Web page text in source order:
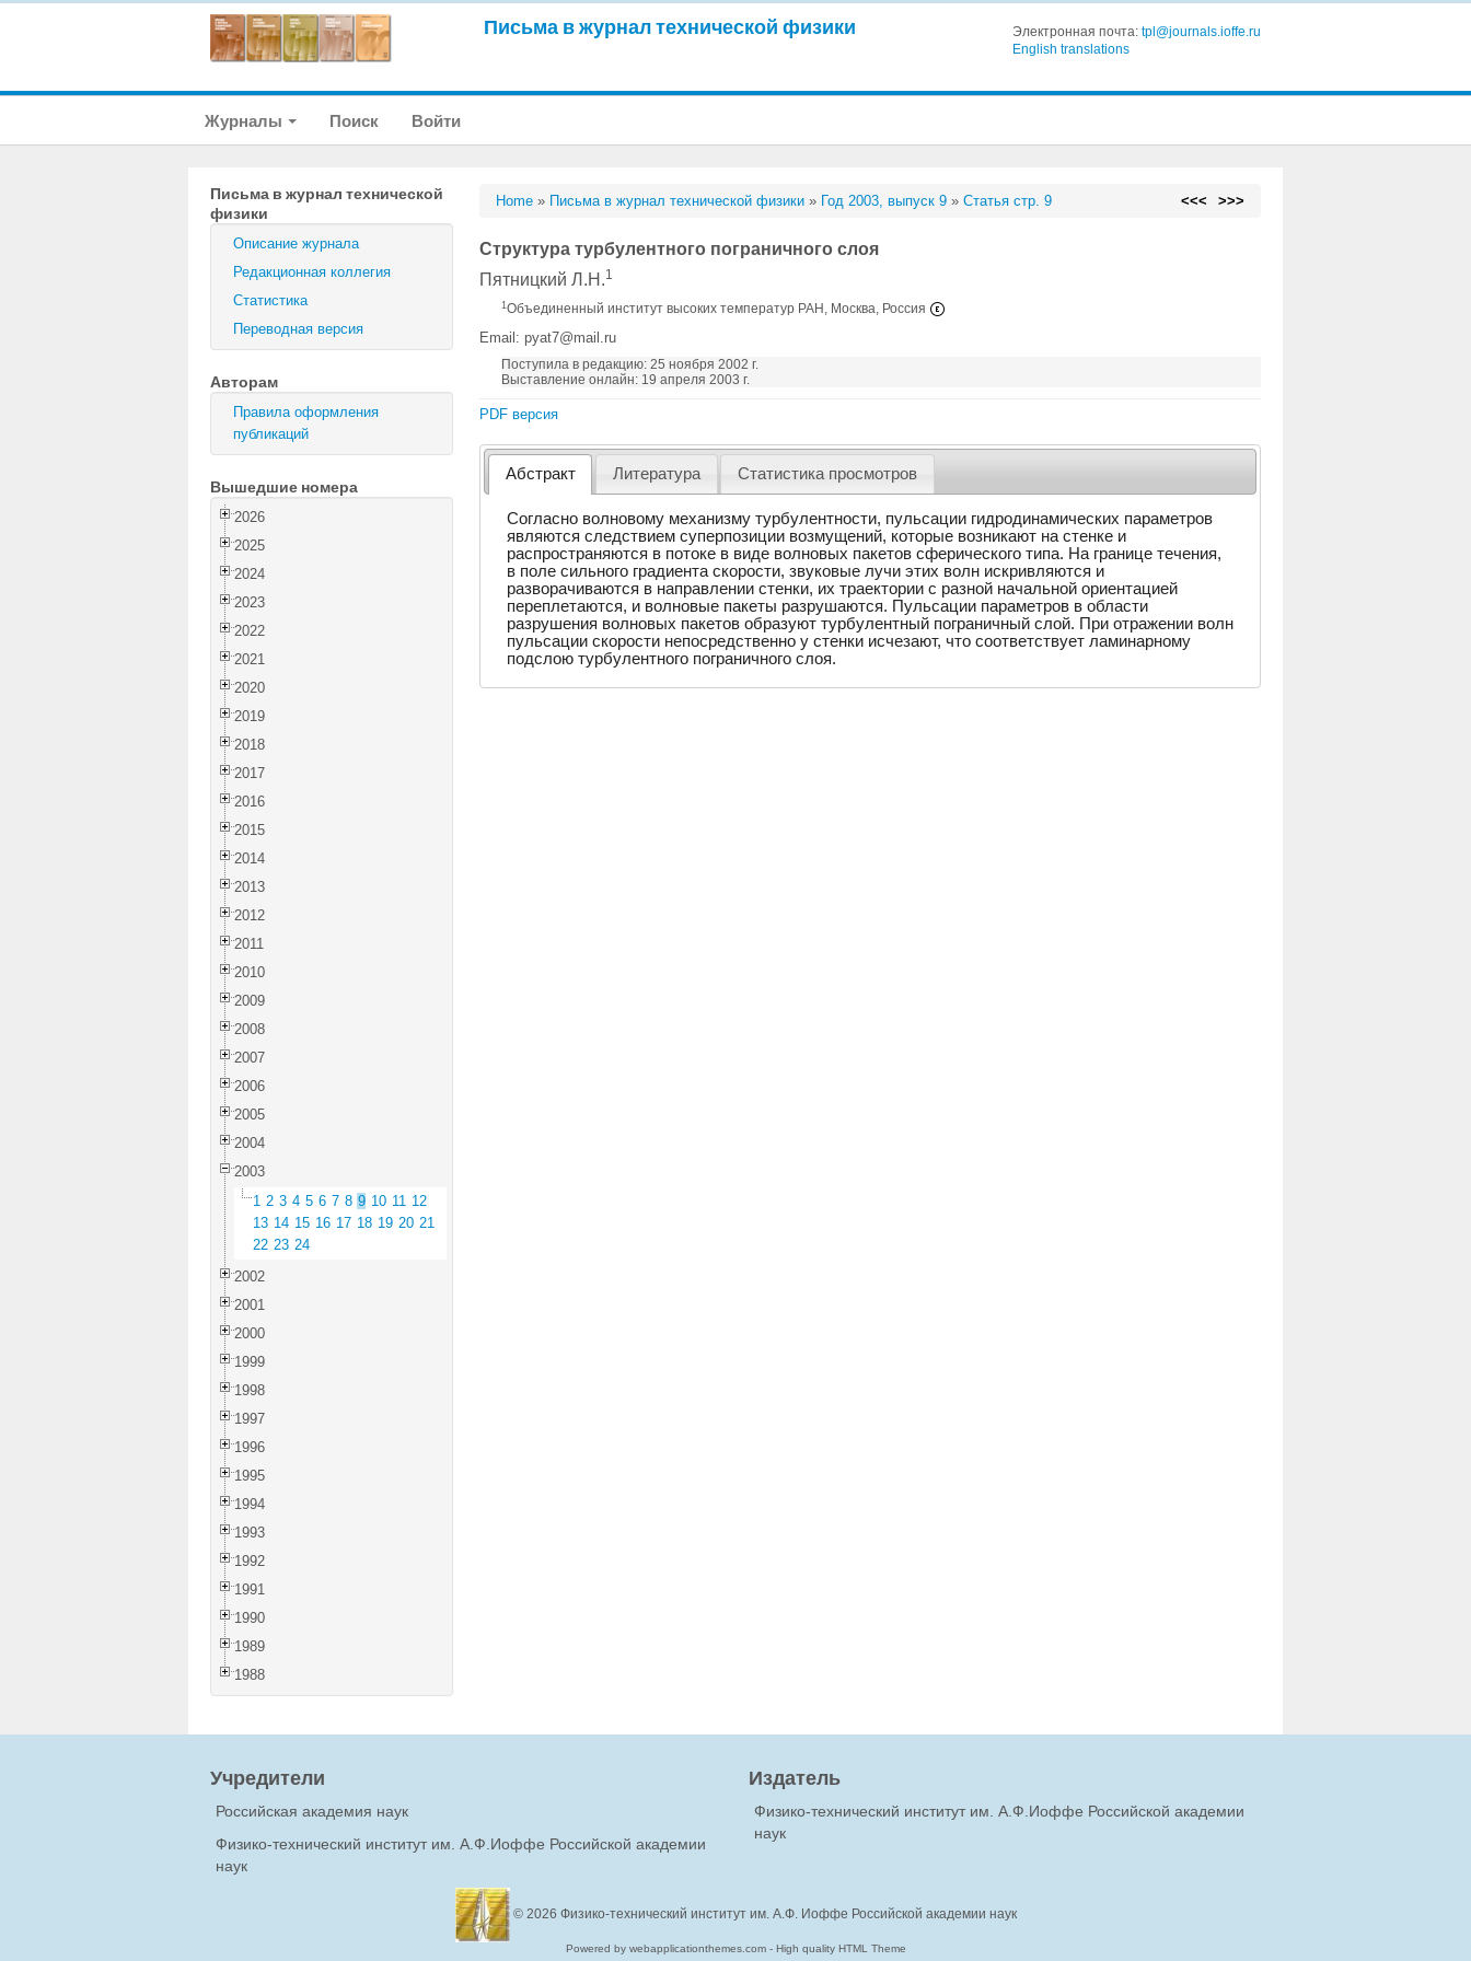
Письма в журнал технической физики Электронная почта: tpl@journals.ioffe.ru
English translations
Журналы Поиск Войти
Письма в журнал технической
физики
Описание журнала
Редакционная коллегия
Статистика
Переводная версия
Авторам
Правила оформления
публикаций
Вышедшие номера
2026
2025
2024
2023
2022
2021
2020
2019
2018
2017
2016
2015
2014
2013
2012
2011
2010
2009
2008
2007
2006
2005
2004
2003
1 2 3 4 5 6 7 8 9 10 11 12
13 14 15 16 17 18 19 20 21
22 23 24
2002
2001
2000
1999
1998
1997
1996
1995
1994
1993
1992
1991
1990
1989
1988
Home » Письма в журнал технической физики » Год 2003, выпуск 9 »Статья стр. 9 <<< >>>
Структура турбулентного пограничного слоя
Пятницкий Л.Н.1
1Объединенный институт высоких температур РАН, Москва, Россия
Email: pyat7@mail.ru
Поступила в редакцию: 25 ноября 2002 г.
Выставление онлайн: 19 апреля 2003 г.
PDF версия
Абстракт Литература Статистика просмотров
Согласно волновому механизму турбулентности, пульсации гидродинамических параметров
являются следствием суперпозиции возмущений, которые возникают на стенке и
распространяются в потоке в виде волновых пакетов сферического типа. На границе течения,
в поле сильного градиента скорости, звуковые лучи этих волн искривляются и
разворачиваются в направлении стенки, их траектории с разной начальной ориентацией
переплетаются, и волновые пакеты разрушаются. Пульсации параметров в области
разрушения волновых пакетов образуют турбулентный пограничный слой. При отражении волн
пульсации скорости непосредственно у стенки исчезают, что соответствует ламинарному
подслою турбулентного пограничного слоя.
Учредители
Российская академия наук
Физико-технический институт им. А.Ф.Иоффе Российской академии
наук
Издатель
Физико-технический институт им. А.Ф.Иоффе Российской академии
наук
© 2026 Физико-технический институт им. А.Ф. Иоффе Российской академии наук
Powered by webapplicationthemes.com - High quality HTML Theme